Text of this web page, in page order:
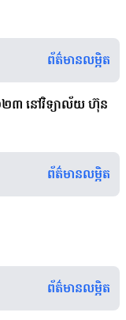
ព័ត៌មានលម្អិត
០២៣ នៅវិទ្យាល័យ ហ៊ុន
ព័ត៌មានលម្អិត
ព័ត៌មានលម្អិត